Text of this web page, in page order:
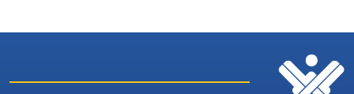
الرسمية وأبرز التطورات ذات
الصلة بالشأنين الداخلي
والإقليمي